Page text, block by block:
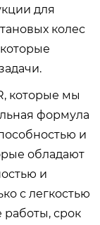
для
колес
которые мы
формула
и
обладают
и
с легкостью
срок